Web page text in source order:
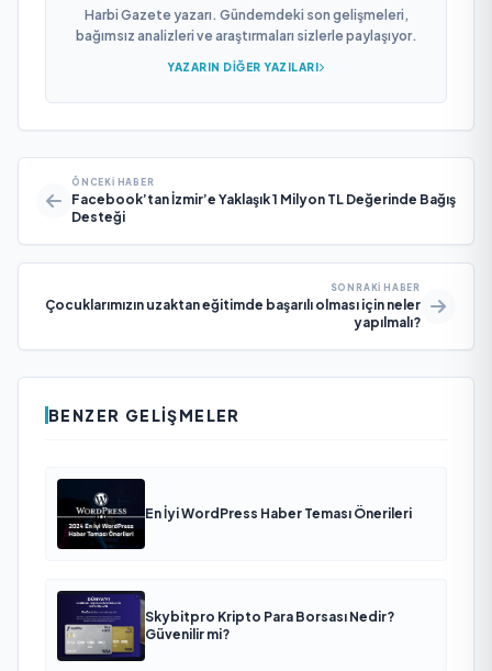
Harbi Gazete yazarı. Gündemdeki son gelişmeleri,
bağımsız analizleri ve araştırmaları sizlerle paylaşıyor.
YAZARIN DIĞER YAZILARI
ÖNCEKI HABER
​Facebook’tan İzmir’e Yaklaşık 1 Milyon TL Değerinde Bağış
Desteği
SONRAKI HABER
Çocuklarımızın uzaktan eğitimde başarılı olması için neler
yapılmalı?
BENZER GELIŞMELER
En İyi WordPress Haber Teması Önerileri
Skybitpro Kripto Para Borsası Nedir?
Güvenilir mi?